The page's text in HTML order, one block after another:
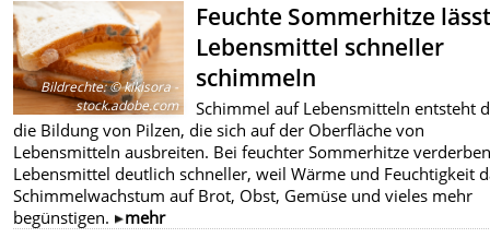
Bildrechte:© kikisora -
stock.adobe.com
Feuchte Sommerhitze
Lebensmittel schneller
schimmeln
Schimmel auf Lebensmitteln entsteht
die Bildung von Pilzen, die sich auf der Oberfläche von
Lebensmitteln ausbreiten. Bei feuchter Sommerhitze
Lebensmittel deutlich schneller, weil Wärme und Feuchtigkeit
Schimmelwachstum auf Brot, Obst, Gemüse und vieles mehr
begünstigen.
mehr